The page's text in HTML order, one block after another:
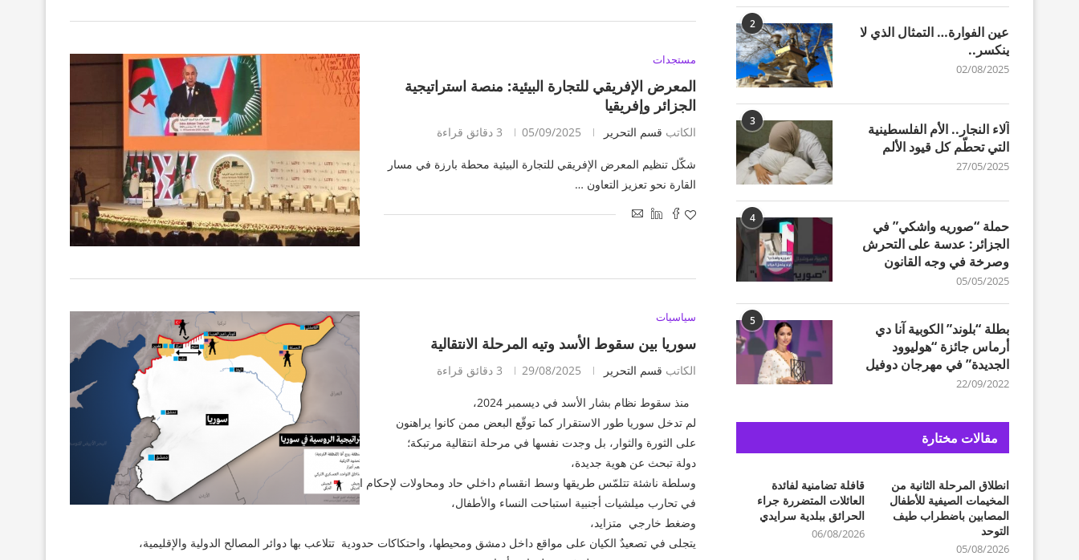
مستجدات
المعرض الإفريقي للتجارة البيئية: منصة استراتيجية
الجزائر وإفريقيا
الكاتب قسم التحرير 05/09/2025 3 دقائق قراءة
شكّل تنظيم المعرض الإفريقي للتجارة البيئية محطة بارزة في مسار
القارة نحو تعزيز التعاون …
سياسيات
سوريا بين سقوط الأسد وتيه المرحلة الانتقالية
الكاتب قسم التحرير 29/08/2025 3 دقائق قراءة
منذ سقوط نظام بشار الأسد في ديسمبر 2024،
لم تدخل سوريا طور الاستقرار كما توقّع البعض ممن كانوا يراهنون
على الثورة والثوار، بل وجدت نفسها في مرحلة انتقالية مرتبكة؛
دولة تبحث عن هوية جديدة،
وسلطة ناشئة تتلمّس طريقها وسط انقسام داخلي حاد ومحاولات لإحكام السيطرة وإطلاق مسارٍ انتخابي مؤجل،
في تحارب ميلشيات أجنبية استباحت النساء والأطفال،
وضغط خارجي متزايد،
يتجلى في تصعيدٌ الكيان على مواقع داخل دمشق ومحيطها، واحتكاكات حدودية تتلاعب بها دوائر المصالح الدولية والإقليمية،
2
عين الفوارة… التمثال الذي لا
ينكسر..
02/08/2025
3
آلاء النجار.. الأم الفلسطينية
التي تحطّم كل قيود الألم
27/05/2025
4
حملة “صوريه واشكي” في
الجزائر: عدسة على التحرش
وصرخة في وجه القانون
05/05/2025
5
بطلة “بلوند” الكوبية آنا دي
أرماس جائزة “هوليوود
الجديدة” في مهرجان دوفيل
22/09/2022
مقالات مختارة
قافلة تضامنية لفائدة
العائلات المتضررة جراء
الحرائق ببلدية سرايدي
06/08/2026
انطلاق المرحلة الثانية من
المخيمات الصيفية للأطفال
المصابين باضطراب طيف
التوحد
05/08/2026